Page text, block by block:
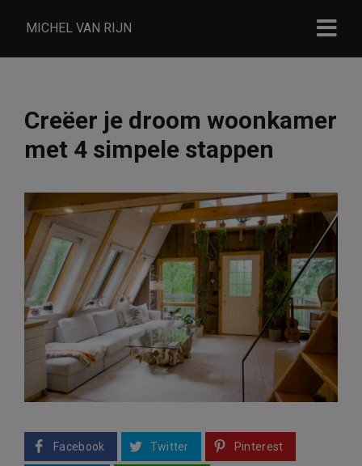
MICHEL VAN RIJN
Creëer je droom woonkamer
met 4 simpele stappen
Facebook Twitter Pinterest